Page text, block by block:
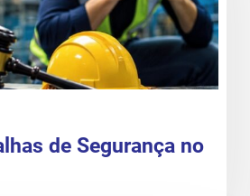
de Segurança no